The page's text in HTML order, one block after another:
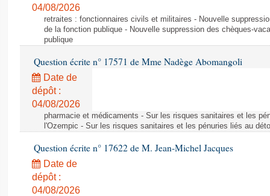
04/08/2026
retraites : fonctionnaires civils et militaires - Nouvelle
de la fonction publique - Nouvelle suppression des chèques-
publique
Question écrite n° 17571 de Mme Nadège Abomangoli
Date de
dépôt :
04/08/2026
pharmacie et médicaments - Sur les risques sanitaires et les
l'Ozempic - Sur les risques sanitaires et les pénuries liés au
Question écrite n° 17622 de M. Jean-Michel Jacques
Date de
dépôt :
04/08/2026